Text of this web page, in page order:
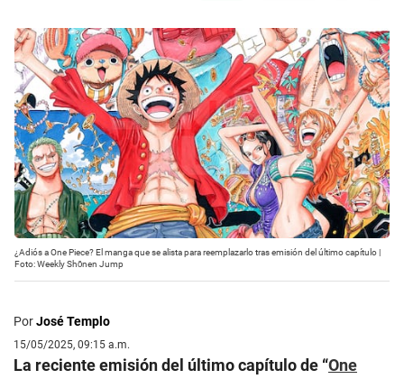
¿Adiós a One Piece? El manga que se alista para reemplazarlo tras emisión del último capítulo |
Foto: Weekly Shōnen Jump
PorJosé Templo
15/05/2025, 09:15 a.m.
La reciente emisión del último capítulo de “One